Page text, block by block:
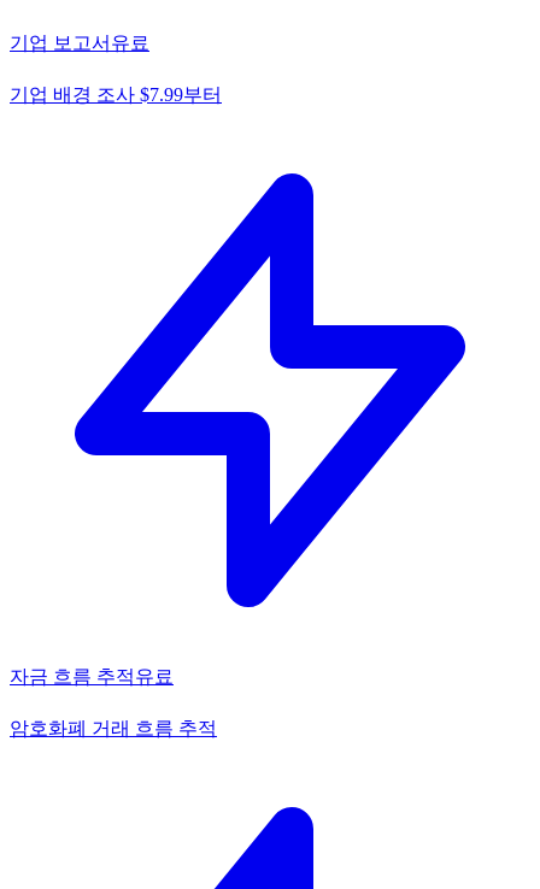
기업 보고서 유료
기업 배경 조사 $7.99부터
자금 흐름 추적유료
암호화폐 거래 흐름 추적